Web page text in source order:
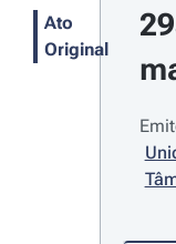
Ato
Original